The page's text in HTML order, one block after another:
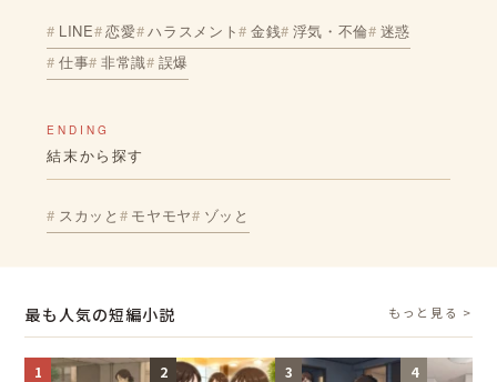
LINE 恋愛 ハラスメント 金銭 浮気・不倫 迷惑
仕事 非常識 誤爆
ENDING
結末から探す
スカッと モヤモヤ ゾッと
最も人気の短編小説 もっと見る >
1 2 3 4